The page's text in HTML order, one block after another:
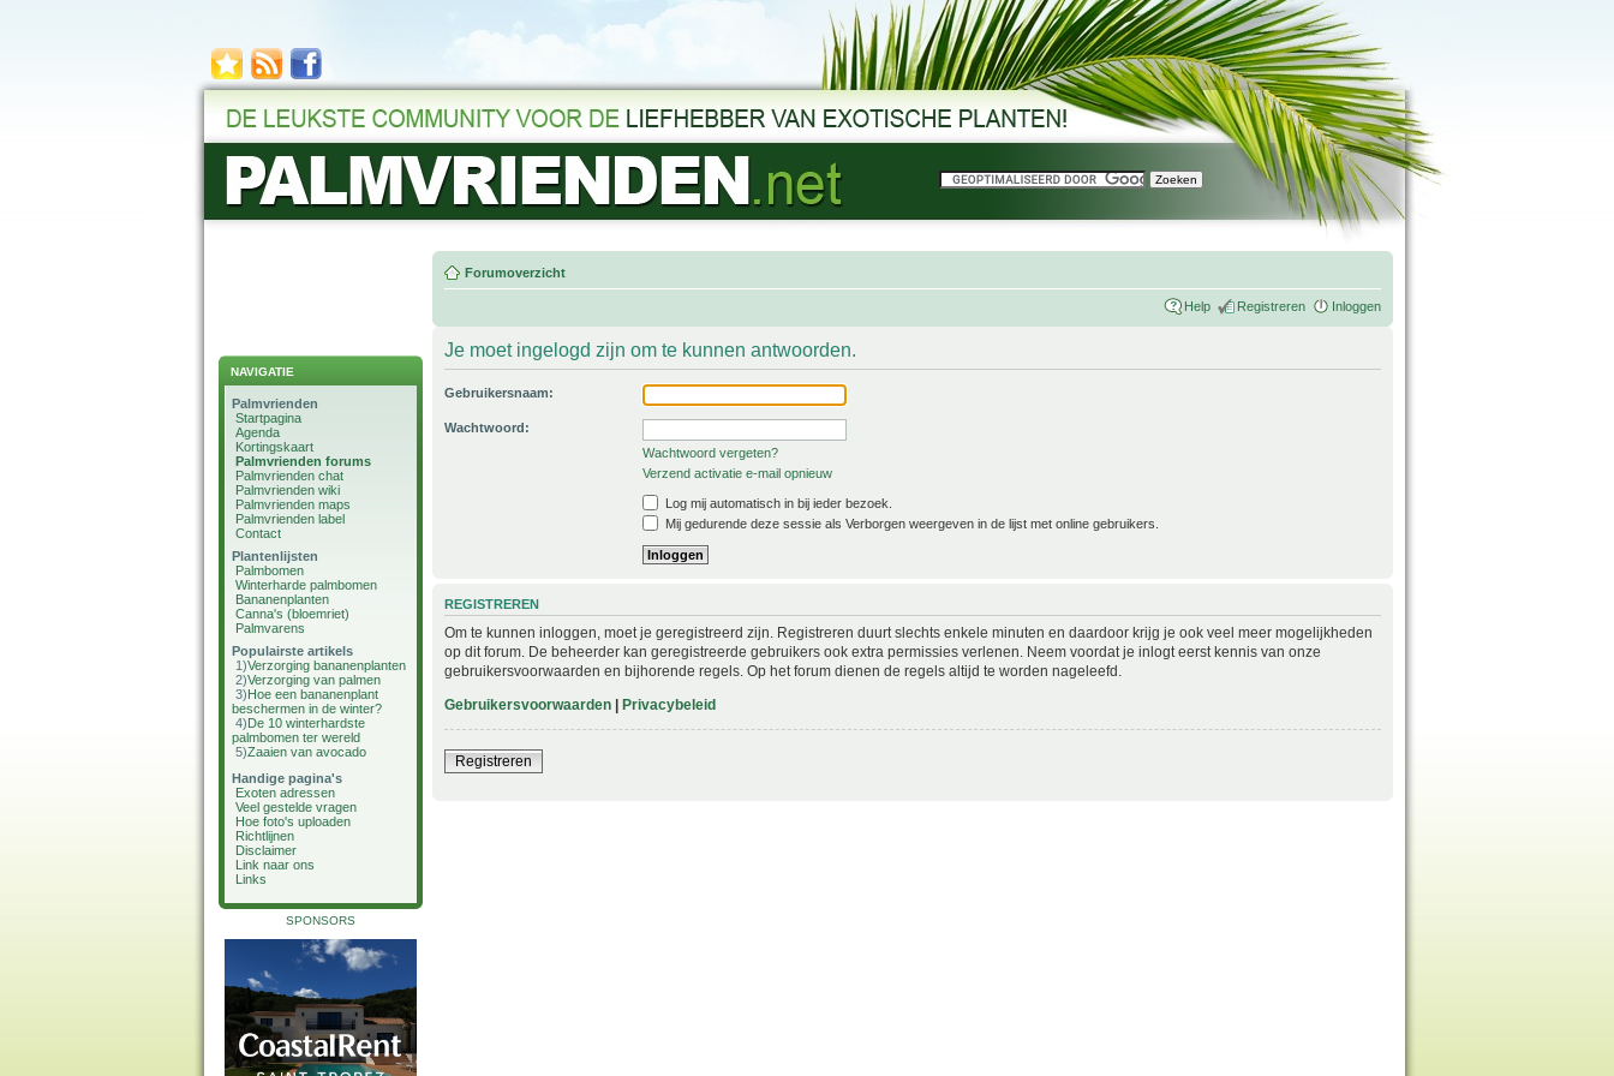
NAVIGATIE
Palmvrienden
Startpagina
Agenda
Kortingskaart
Palmvrienden forums
Palmvrienden chat
Palmvrienden wiki
Palmvrienden maps
Palmvrienden label
Contact
Plantenlijsten
Palmbomen
Winterharde palmbomen
Bananenplanten
Canna's (bloemriet)
Palmvarens
Populairste artikels
1)Verzorging bananenplanten
2)Verzorging van palmen
3)Hoe een bananenplant
beschermen in de winter?
4)De 10 winterhardste
palmbomen ter wereld
5)Zaaien van avocado
Handige pagina's
Exoten adressen
Veel gestelde vragen
Hoe foto's uploaden
Richtlijnen
Disclaimer
Link naar ons
Links
SPONSORS
Forumoverzicht
Help Registreren Inloggen
Je moet ingelogd zijn om te kunnen antwoorden.
Gebruikersnaam:
Wachtwoord:
Wachtwoord vergeten?
Verzend activatie e-mail opnieuw
Log mij automatisch in bij ieder bezoek.
Mij gedurende deze sessie als Verborgen weergeven in de lijst met online gebruikers.
REGISTREREN
Om te kunnen inloggen, moet je geregistreerd zijn. Registreren duurt slechts enkele minuten en daardoor krijg je ook veel meer mogelijkheden
op dit forum. De beheerder kan geregistreerde gebruikers ook extra permissies verlenen. Neem voordat je inlogt eerst kennis van onze
gebruikersvoorwaarden en bijhorende regels. Op het forum dienen de regels altijd te worden nageleefd.
Gebruikersvoorwaarden | Privacybeleid
Registreren